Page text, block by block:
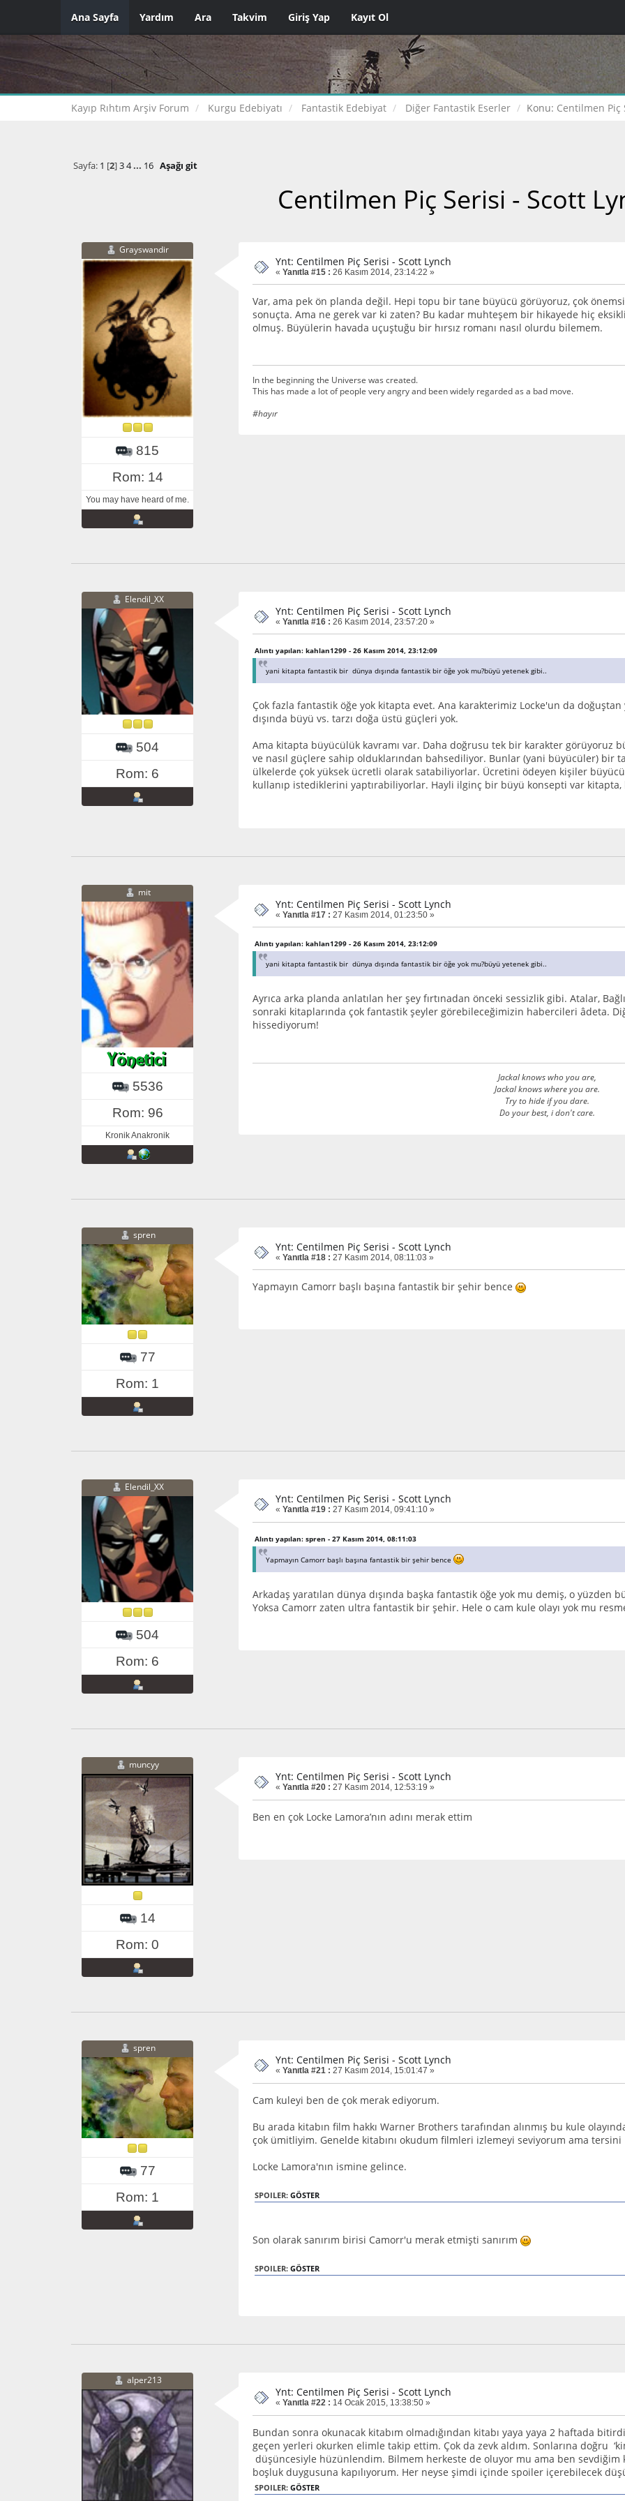
Ana Sayfa Yardım Ara Takvim Giriş Yap Kayıt Ol
Kayıp Rıhtım Arşiv Forum Kurgu Edebiyatı Fantastik Edebiyat Diğer Fantastik Eserler Konu: Centilmen Piç
Sayfa: 1 [2]3 4 ... 16 Aşağı git
Centilmen Piç Serisi - Scott
Grayswandir
815
Rom: 14
You may have heard of me.
Ynt: Centilmen Piç Serisi - Scott Lynch
« Yanıtla #15 : 26 Kasım 2014, 23:14:22 »
Var, ama pek ön planda değil. Hepi topu bir tane büyücü görüyoruz, çok
sonuçta. Ama ne gerek var ki zaten? Bu kadar muhteşem bir hikayede hiç
olmuş. Büyülerin havada uçuştuğu bir hırsız romanı nasıl olurdu bilemem.
In the beginning the Universe was created.
This has made a lot of people very angry and been widely regarded as a bad move.
#hayır
Elendil_XX
504
Rom: 6
Ynt: Centilmen Piç Serisi - Scott Lynch
« Yanıtla #16 : 26 Kasım 2014, 23:57:20 »
Alıntı yapılan: kahlan1299 - 26 Kasım 2014, 23:12:09
yani kitapta fantastik bir dünya dışında fantastik bir öğe yok mu?büyü yetenek gibi..
Çok fazla fantastik öğe yok kitapta evet. Ana karakterimiz Locke'un da doğuştan
dışında büyü vs. tarzı doğa üstü güçleri yok.
Ama kitapta büyücülük kavramı var. Daha doğrusu tek bir karakter görüyoruz
ve nasıl güçlere sahip olduklarından bahsediliyor. Bunlar (yani büyücüler) bir
ülkelerde çok yüksek ücretli olarak satabiliyorlar. Ücretini ödeyen kişiler
kullanıp istediklerini yaptırabiliyorlar. Hayli ilginç bir büyü konsepti var kitapta,
mit
5536
Rom: 96
Kronik Anakronik
Ynt: Centilmen Piç Serisi - Scott Lynch
« Yanıtla #17 : 27 Kasım 2014, 01:23:50 »
Alıntı yapılan: kahlan1299 - 26 Kasım 2014, 23:12:09
yani kitapta fantastik bir dünya dışında fantastik bir öğe yok mu?büyü yetenek gibi..
Ayrıca arka planda anlatılan her şey fırtınadan önceki sessizlik gibi. Atalar,
sonraki kitaplarında çok fantastik şeyler görebileceğimizin habercileri âdeta.
hissediyorum!
Jackal knows who you are,
Jackal knows where you are.
Try to hide if you dare.
Do your best, i don't care.
spren
77
Rom: 1
Ynt: Centilmen Piç Serisi - Scott Lynch
« Yanıtla #18 : 27 Kasım 2014, 08:11:03 »
Yapmayın Camorr başlı başına fantastik bir şehir bence
Elendil_XX
504
Rom: 6
Ynt: Centilmen Piç Serisi - Scott Lynch
« Yanıtla #19 : 27 Kasım 2014, 09:41:10 »
Alıntı yapılan: spren - 27 Kasım 2014, 08:11:03
Yapmayın Camorr başlı başına fantastik bir şehir bence
Arkadaş yaratılan dünya dışında başka fantastik öğe yok mu demiş, o yüzden
Yoksa Camorr zaten ultra fantastik bir şehir. Hele o cam kule olayı yok mu
muncyy
14
Rom: 0
Ynt: Centilmen Piç Serisi - Scott Lynch
« Yanıtla #20 : 27 Kasım 2014, 12:53:19 »
Ben en çok Locke Lamora’nın adını merak ettim
spren
77
Rom: 1
Ynt: Centilmen Piç Serisi - Scott Lynch
« Yanıtla #21 : 27 Kasım 2014, 15:01:47 »
Cam kuleyi ben de çok merak ediyorum.
Bu arada kitabın film hakkı Warner Brothers tarafından alınmış bu kule
çok ümitliyim. Genelde kitabını okudum filmleri izlemeyi seviyorum ama
Locke Lamora'nın ismine gelince.
SPOILER: GÖSTER
Son olarak sanırım birisi Camorr'u merak etmişti sanırım
SPOILER: GÖSTER
alper213
Ynt: Centilmen Piç Serisi - Scott Lynch
« Yanıtla #22 : 14 Ocak 2015, 13:38:50 »
Bundan sonra okunacak kitabım olmadığından kitabı yaya yaya 2 haftada
geçen yerleri okurken elimle takip ettim. Çok da zevk aldım. Sonlarına doğru
düşüncesiyle hüzünlendim. Bilmem herkeste de oluyor mu ama ben
boşluk duygusuna kapılıyorum. Her neyse şimdi içinde spoiler içerebilecek
SPOILER: GÖSTER